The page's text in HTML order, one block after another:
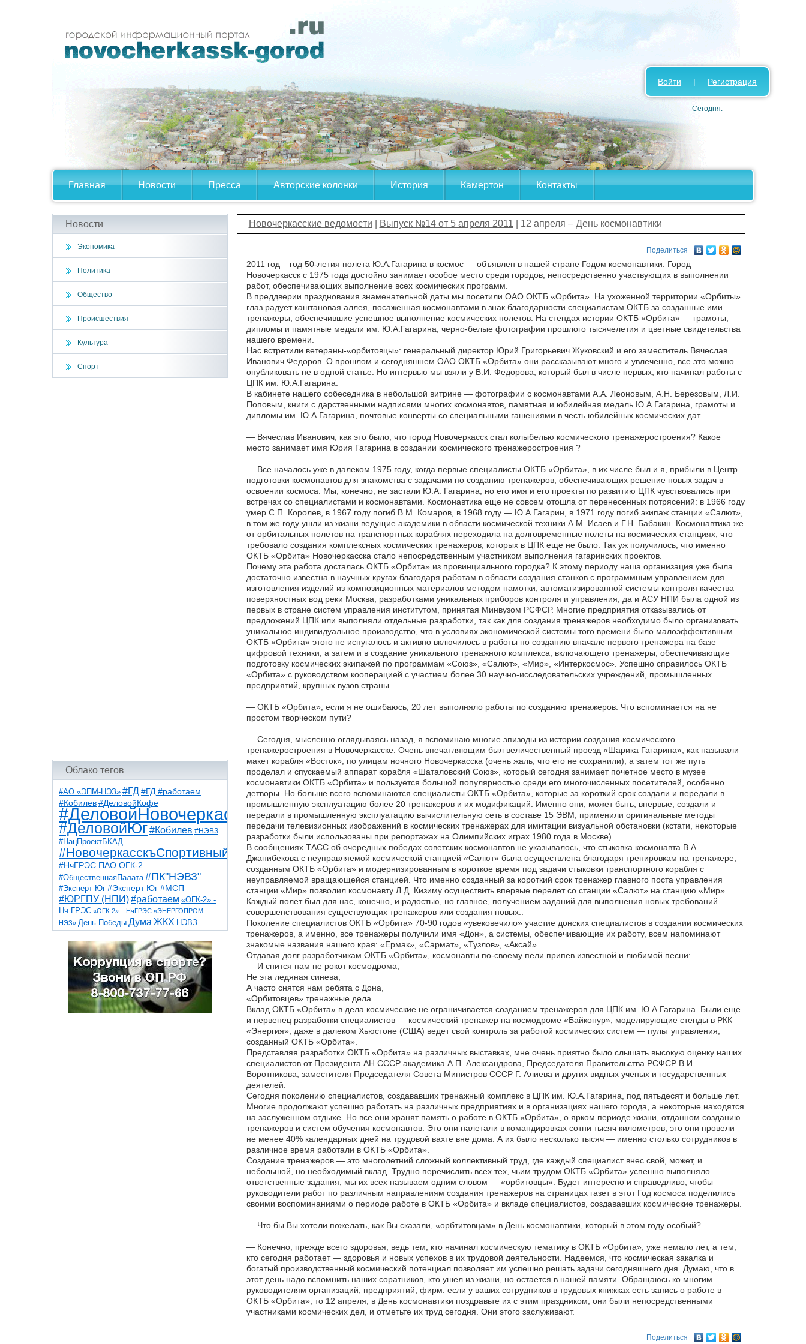
Главная Новости Пресса Авторские колонки История Камертон Контакты
Войти | Регистрация
Сегодня:
Новости
Экономика
Политика
Общество
Происшествия
Культура
Спорт
Облако тегов
#АО «ЭПМ-НЭЗ» #ГД #ГД #работаем
#Кобилев #ДеловойКофе
#ДеловойНовочеркасск
#ДеловойЮг#Кобилев #НЭВЗ
#НацПроектБКАД
#НовочеркасскъСпортивный
#НчГРЭС ПАО ОГК-2
#ОбщественнаяПалата #ПК"НЭВЗ"
#Эксперт Юг #Эксперт Юг #МСП
#ЮРГПУ (НПИ)#работаем «ОГК-2» -
Нч ГРЭС «ОГК-2» – НчГРЭС «ЭНЕРГОПРОМ-
НЭЗ» День Победы Дума ЖКХ НЭВЗ
НчГРЭС ТНТ
благоустройствоветераны выборы
детидороги казаки коррупция космос
общественная палата парк пожар роща
спорт театр транспорт художники
Новочеркасские ведомости Выпуск №14 от 5 апреля 2011 | 12 апреля – День космонавтики
Поделиться
2011 год – год 50-летия полета Ю.А.Гагарина в космос — объявлен в нашей стране Годом космонавтики. Город
Новочеркасск с 1975 года достойно занимает особое место среди городов, непосредственно участвующих в выполнении
работ, обеспечивающих выполнение всех космических программ.
В преддверии празднования знаменательной даты мы посетили ОАО ОКТБ «Орбита». На ухоженной территории «Орбиты»
глаз радует каштановая аллея, посаженная космонавтами в знак благодарности специалистам ОКТБ за созданные ими
тренажеры, обеспечившие успешное выполнение космических полетов. На стендах истории ОКТБ «Орбита» — грамоты,
дипломы и памятные медали им. Ю.А.Гагарина, черно-белые фотографии прошлого тысячелетия и цветные свидетельства
нашего времени.
Нас встретили ветераны-«орбитовцы»: генеральный директор Юрий Григорьевич Жуковский и его заместитель Вячеслав
Иванович Федоров. О прошлом и сегодняшнем ОАО ОКТБ «Орбита» они рассказывают много и увлеченно, все это можно
опубликовать не в одной статье. Но интервью мы взяли у В.И. Федорова, который был в числе первых, кто начинал работы с
ЦПК им. Ю.А.Гагарина.
В кабинете нашего собеседника в небольшой витрине — фотографии с космонавтами А.А. Леоновым, А.Н. Березовым, Л.И.
Поповым, книги с дарственными надписями многих космонавтов, памятная и юбилейная медаль Ю.А.Гагарина, грамоты и
дипломы им. Ю.А.Гагарина, почтовые конверты со специальными гашениями в честь юбилейных космических дат.
— Вячеслав Иванович, как это было, что город Новочеркасск стал колыбелью космического тренажеростроения? Какое
место занимает имя Юрия Гагарина в создании космического тренажеростроения ?
— Все началось уже в далеком 1975 году, когда первые специалисты ОКТБ «Орбита», в их числе был и я, прибыли в Центр
подготовки космонавтов для знакомства с задачами по созданию тренажеров, обеспечивающих решение новых задач в
освоении космоса. Мы, конечно, не застали Ю.А. Гагарина, но его имя и его проекты по развитию ЦПК чувствовались при
встречах со специалистами и космонавтами. Космонавтика еще не совсем отошла от перенесенных потрясений: в 1966 году
умер С.П. Королев, в 1967 году погиб В.М. Комаров, в 1968 году — Ю.А.Гагарин, в 1971 году погиб экипаж станции «Салют»,
в том же году ушли из жизни ведущие академики в области космической техники А.М. Исаев и Г.Н. Бабакин. Космонавтика же
от орбитальных полетов на транспортных кораблях переходила на долговременные полеты на космических станциях, что
требовало создания комплексных космических тренажеров, которых в ЦПК еще не было. Так уж получилось, что именно
ОКТБ «Орбита» Новочеркасска стало непосредственным участником выполнения гагаринских проектов.
Почему эта работа досталась ОКТБ «Орбита» из провинциального городка? К этому периоду наша организация уже была
достаточно известна в научных кругах благодаря работам в области создания станков с программным управлением для
изготовления изделий из композиционных материалов методом намотки, автоматизированной системы контроля качества
поверхностных вод реки Москва, разработками уникальных приборов контроля и управления, да и АСУ НПИ была одной из
первых в стране систем управления институтом, принятая Минвузом РСФСР. Многие предприятия отказывались от
предложений ЦПК или выполняли отдельные разработки, так как для создания тренажеров необходимо было организовать
уникальное индивидуальное производство, что в условиях экономической системы того времени было малоэффективным.
ОКТБ «Орбита» этого не испугалось и активно включилось в работы по созданию вначале первого тренажера на базе
цифровой техники, а затем и в создание уникального тренажного комплекса, включающего тренажеры, обеспечивающие
подготовку космических экипажей по программам «Союз», «Салют», «Мир», «Интеркосмос». Успешно справилось ОКТБ
«Орбита» с руководством кооперацией с участием более 30 научно-исследовательских учреждений, промышленных
предприятий, крупных вузов страны.
— ОКТБ «Орбита», если я не ошибаюсь, 20 лет выполняло работы по созданию тренажеров. Что вспоминается на не
простом творческом пути?
— Сегодня, мысленно оглядываясь назад, я вспоминаю многие эпизоды из истории создания космического
тренажеростроения в Новочеркасске. Очень впечатляющим был величественный проезд «Шарика Гагарина», как называли
макет корабля «Восток», по улицам ночного Новочеркасска (очень жаль, что его не сохранили), а затем тот же путь
проделал и спускаемый аппарат корабля «Шаталовский Союз», который сегодня занимает почетное место в музее
космонавтики ОКТБ «Орбита» и пользуется большой популярностью среди его многочисленных посетителей, особенно
детворы. Но больше всего вспоминаются специалисты ОКТБ «Орбита», которые за короткий срок создали и передали в
промышленную эксплуатацию более 20 тренажеров и их модификаций. Именно они, может быть, впервые, создали и
передали в промышленную эксплуатацию вычислительную сеть в составе 15 ЭВМ, применили оригинальные методы
передачи телевизионных изображений в космических тренажерах для имитации визуальной обстановки (кстати, некоторые
разработки были использованы при репортажах на Олимпийских играх 1980 года в Москве).
В сообщениях ТАСС об очередных победах советских космонавтов не указывалось, что стыковка космонавта В.А.
Джанибекова с неуправляемой космической станцией «Салют» была осуществлена благодаря тренировкам на тренажере,
созданным ОКТБ «Орбита» и модернизированным в короткое время под задачи стыковки транспортного корабля с
неуправляемой вращающейся станцией. Что именно созданный за короткий срок тренажер главного поста управления
станции «Мир» позволил космонавту Л.Д. Кизиму осуществить впервые перелет со станции «Салют» на станцию «Мир»…
Каждый полет был для нас, конечно, и радостью, но главное, получением заданий для выполнения новых требований
совершенствования существующих тренажеров или создания новых..
Поколение специалистов ОКТБ «Орбита» 70-90 годов «увековечило» участие донских специалистов в создании космических
тренажеров, а именно, все тренажеры получили имя «Дон», а системы, обеспечивающие их работу, всем напоминают
знакомые названия нашего края: «Ермак», «Сармат», «Тузлов», «Аксай».
Отдавая долг разработчикам ОКТБ «Орбита», космонавты по-своему пели припев известной и любимой песни:
— И снится нам не рокот космодрома,
Не эта ледяная синева,
А часто снятся нам ребята с Дона,
«Орбитовцев» тренажные дела.
Вклад ОКТБ «Орбита» в дела космические не ограничивается созданием тренажеров для ЦПК им. Ю.А.Гагарина. Были еще
и первенец разработки специалистов — космический тренажер на космодроме «Байконур», моделирующие стенды в РКК
«Энергия», даже в далеком Хьюстоне (США) ведет свой контроль за работой космических систем — пульт управления,
созданный ОКТБ «Орбита».
Представляя разработки ОКТБ «Орбита» на различных выставках, мне очень приятно было слышать высокую оценку наших
специалистов от Президента АН СССР академика А.П. Александрова, Председателя Правительства РСФСР В.И.
Воротникова, заместителя Председателя Совета Министров СССР Г. Алиева и других видных ученых и государственных
деятелей.
Сегодня поколению специалистов, создававших тренажный комплекс в ЦПК им. Ю.А.Гагарина, под пятьдесят и больше лет.
Многие продолжают успешно работать на различных предприятиях и в организациях нашего города, а некоторые находятся
на заслуженном отдыхе. Но все они хранят память о работе в ОКТБ «Орбита», о ярком периоде жизни, отданном созданию
тренажеров и систем обучения космонавтов. Это они налетали в командировках сотни тысяч километров, это они провели
не менее 40% календарных дней на трудовой вахте вне дома. А их было несколько тысяч — именно столько сотрудников в
различное время работали в ОКТБ «Орбита».
Создание тренажеров — это многолетний сложный коллективный труд, где каждый специалист внес свой, может, и
небольшой, но необходимый вклад. Трудно перечислить всех тех, чьим трудом ОКТБ «Орбита» успешно выполняло
ответственные задания, мы их всех называем одним словом — «орбитовцы». Будет интересно и справедливо, чтобы
руководители работ по различным направлениям создания тренажеров на страницах газет в этот Год космоса поделились
своими воспоминаниями о периоде работе в ОКТБ «Орбита» и вкладе специалистов, создававших космические тренажеры.
— Что бы Вы хотели пожелать, как Вы сказали, «орбтитовцам» в День космонавтики, который в этом году особый?
— Конечно, прежде всего здоровья, ведь тем, кто начинал космическую тематику в ОКТБ «Орбита», уже немало лет, а тем,
кто сегодня работает — здоровья и новых успехов в их трудовой деятельности. Надеемся, что космическая закалка и
богатый производственный космический потенциал позволяет им успешно решать задачи сегодняшнего дня. Думаю, что в
этот день надо вспомнить наших соратников, кто ушел из жизни, но остается в нашей памяти. Обращаюсь ко многим
руководителям организаций, предприятий, фирм: если у ваших сотрудников в трудовых книжках есть запись о работе в
ОКТБ «Орбита», то 12 апреля, в День космонавтики поздравьте их с этим праздником, они были непосредственными
участниками космических дел, и отметьте их труд сегодня. Они этого заслуживают.
Поделиться